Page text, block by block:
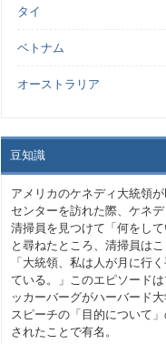
タイ
ベトナム
オーストラリア
豆知識
アメリカのケネディ大統領
センターを訪れた際、ケネ
清掃員を見つけて「何をして
と尋ねたところ、清掃員はこ
「大統領、私は人が月に行
ている。」このエピソード
ッカーバーグがハーバード
スピーチの「目的について
されたことで有名。